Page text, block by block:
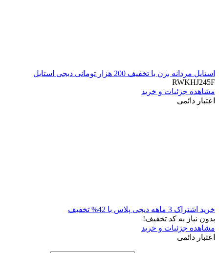
استایل مردانه بزن با تخفیف 200 هزار تومانی دیجی استایل
RWKHJ245F
مشاهده جزئیات و خرید
اعتبار دائمی
خرید اشتراک 3 ماهه دیجی پلاس با 42% تخفیف
بدون نیاز به کد تخفیف!
مشاهده جزئیات و خرید
اعتبار دائمی